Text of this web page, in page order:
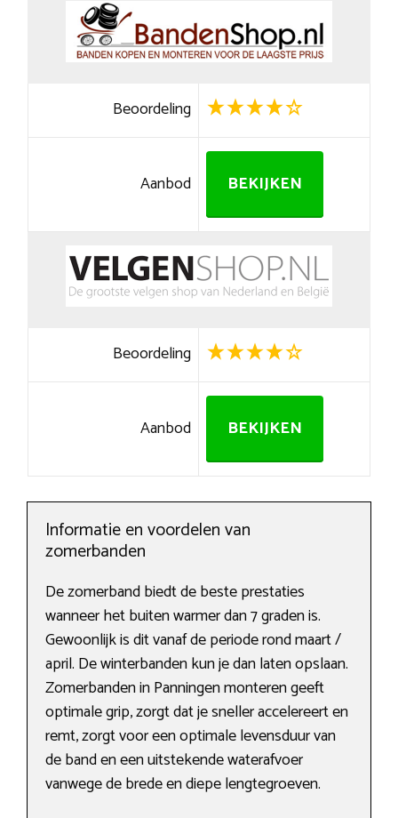
Beoordeling
Aanbod BEKIJKEN
Beoordeling
Aanbod BEKIJKEN
Informatie en voordelen van
zomerbanden
De zomerband biedt de beste prestaties
wanneer het buiten warmer dan 7 graden is.
Gewoonlijk is dit vanaf de periode rond maart /
april. De winterbanden kun je dan laten opslaan.
Zomerbanden in Panningen monteren geeft
optimale grip, zorgt dat je sneller accelereert en
remt, zorgt voor een optimale levensduur van
de band en een uitstekende waterafvoer
vanwege de brede en diepe lengtegroeven.